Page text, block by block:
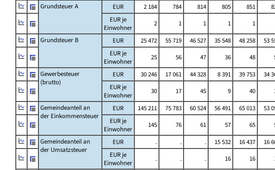
Grundsteuer A
EUR 2 184 784 814 805 851
EUR je
Einwohner
2 1 1 1 1
Grundsteuer B
EUR 25 472 55 719 46 527 35 548 48 258 53
EUR je
Einwohner
25 56 47 36 48
Gewerbesteuer
(brutto)
EUR 30 246 17 061 44 328 8 391 39 753 34
EUR je
Einwohner
30 17 45 9 40
Gemeindeanteil an
der Einkommensteuer
EUR 145 211 75 783 60 524 56 491 65 013 53
EUR je
Einwohner
145 76 61 57 65
Gemeindeanteil an
der Umsatzsteuer
EUR . . . 15 532 16 437 16
EUR je
Einwohner
. . . 16 16